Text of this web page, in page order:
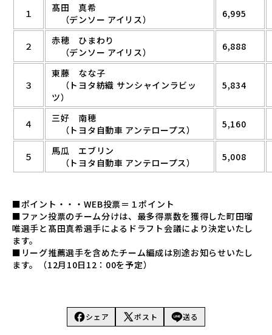
１
髙田 真希
（デンソー アイリス）
6,995
２
赤穂 ひまわり
（デンソー アイリス）
6,888
３
東藤 なな子
（トヨタ紡織 サンシャインラビッ
ツ）
5,834
４
三好 南穂
（トヨタ自動車 アンテロープス）
5,160
５
馬瓜 エブリン
（トヨタ自動車 アンテロープス）
5,008
■ポイント・・・WEB投票＝１ポイント
■ファン投票のチーム分けは、最多得票数を獲得した町田瑠
唯選手と髙田真希選手によるドラフト会議により決定いたし
ます。
■リーグ推薦選手を含めたチーム編成は別途お知らせいたし
ます。（12月10日12：00を予定）
シェア ポスト 送る